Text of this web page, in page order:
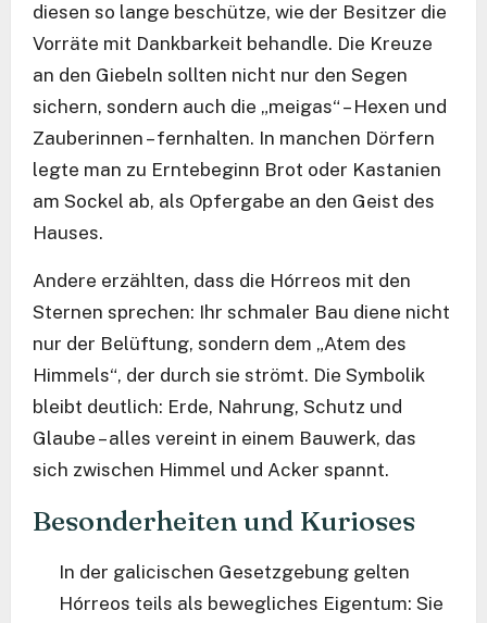
diesen so lange beschütze, wie der Besitzer die
Vorräte mit Dankbarkeit behandle. Die Kreuze
an den Giebeln sollten nicht nur den Segen
sichern, sondern auch die „meigas“ – Hexen und
Zauberinnen – fernhalten. In manchen Dörfern
legte man zu Erntebeginn Brot oder Kastanien
am Sockel ab, als Opfergabe an den Geist des
Hauses.
Andere erzählten, dass die Hórreos mit den
Sternen sprechen: Ihr schmaler Bau diene nicht
nur der Belüftung, sondern dem „Atem des
Himmels“, der durch sie strömt. Die Symbolik
bleibt deutlich: Erde, Nahrung, Schutz und
Glaube – alles vereint in einem Bauwerk, das
sich zwischen Himmel und Acker spannt.
Besonderheiten und Kurioses
In der galicischen Gesetzgebung gelten
Hórreos teils als bewegliches Eigentum: Sie